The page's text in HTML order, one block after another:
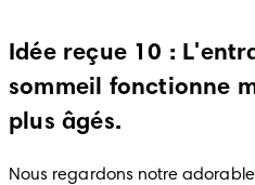
Idée reçue 10 :
sommeil fonctionne
plus âgés.
Nous regardons notre